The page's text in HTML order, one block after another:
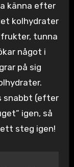
känna efter
kolhydrater
tunna
något i
på sig
snabbt (efter
igen, så
steg igen!